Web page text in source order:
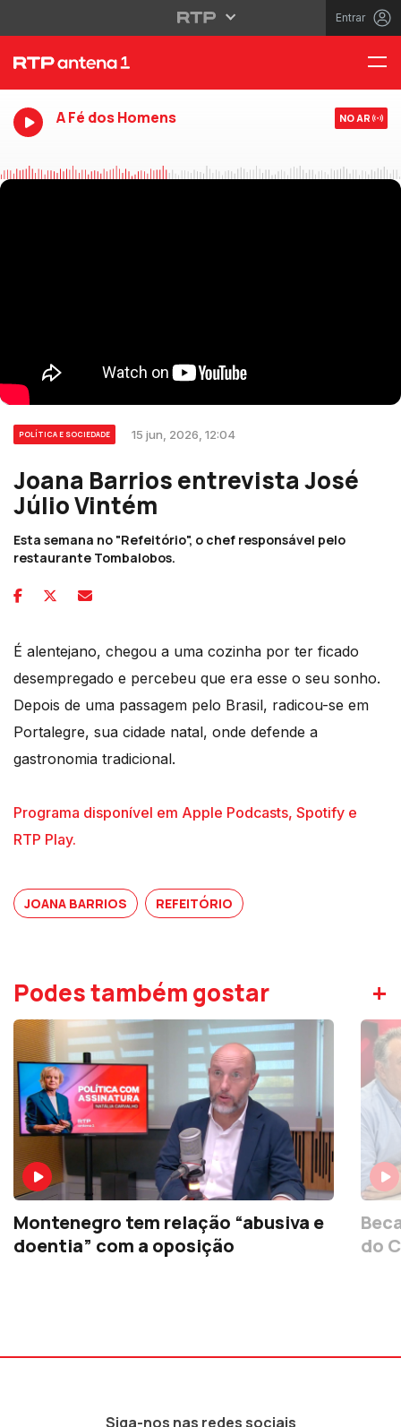
Entrar
A Fé dos Homens NO AR
POLÍTICA E SOCIEDADE 15 jun, 2026, 12:04
Joana Barrios entrevista José
Júlio Vintém
Esta semana no "Refeitório", o chef responsável pelo
restaurante Tombalobos.
É alentejano, chegou a uma cozinha por ter ficado
desempregado e percebeu que era esse o seu sonho.
Depois de uma passagem pelo Brasil, radicou-se em
Portalegre, sua cidade natal, onde defende a
gastronomia tradicional.
Programa disponível em Apple Podcasts, Spotify e
RTP Play.
JOANA BARRIOS REFEITÓRIO
Podes também gostar +
Montenegro tem relação “abusiva e
doentia” com a oposição
do
Siga-nos nas redes sociais